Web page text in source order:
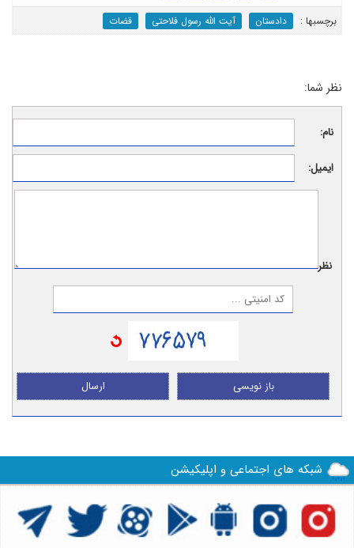
برچسب‎ها : دادستان آیت الله رسول فلاحتی قضات
نظر شما:
نام:
ایمیل:
نظر:
ارسال باز نویسی
شبکه های اجتماعی و اپلیکیشن